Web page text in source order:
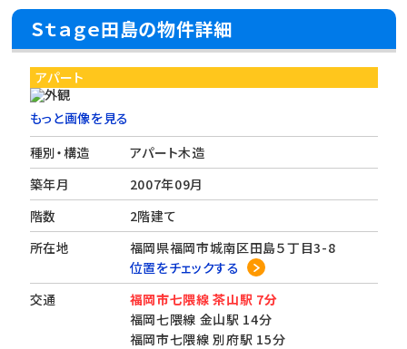
Ｓｔａｇｅ田島の物件詳細
アパート
もっと画像を見る
種別・構造
アパート木造
築年月
2007年09月
階数
2階建て
所在地
福岡県福岡市城南区田島５丁目3-8
位置をチェックする
交通
福岡市七隈線 茶山駅 7分
福岡七隈線 金山駅 14分
福岡市七隈線 別府駅 15分